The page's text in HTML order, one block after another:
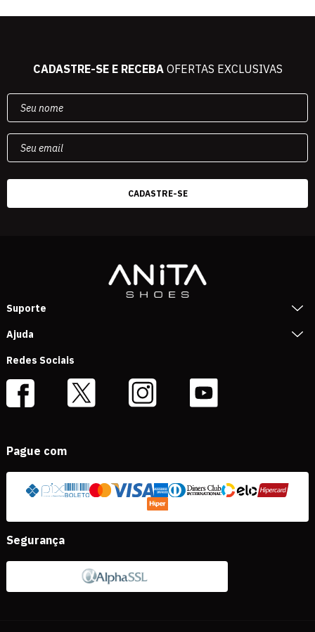
CADASTRE-SE E RECEBAOFERTAS EXCLUSIVAS
Suporte
Ajuda
Redes Sociais
Pague com
Segurança